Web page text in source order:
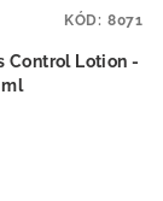
Control Lotion -
KÓD: 8071